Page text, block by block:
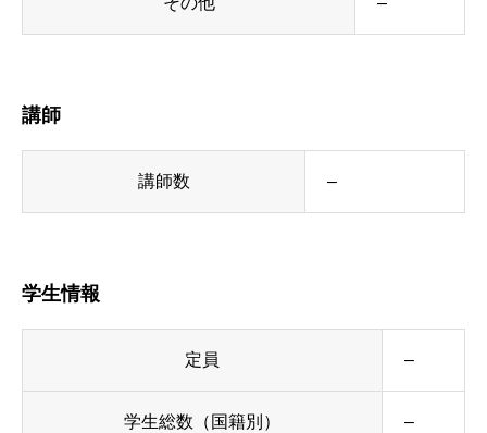
講師
講師数 –
学生情報
定員 –
学生総数（国籍別） –